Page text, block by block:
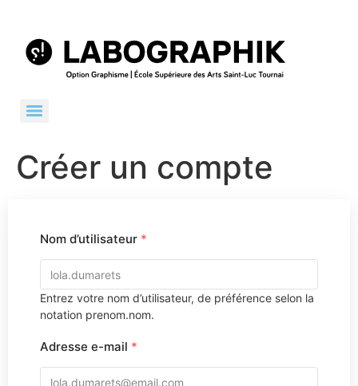
Créer un compte
Nom d’utilisateur *
Entrez votre nom d’utilisateur, de préférence selon la
notation prenom.nom.
Adresse e-mail *